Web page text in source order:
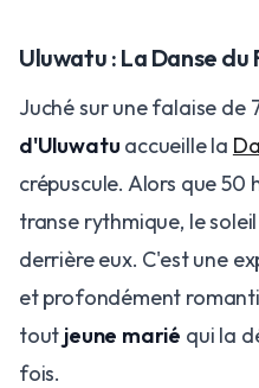
Uluwatu : La Danse du
Juché sur une falaise de
d'Uluwatu accueille la
crépuscule. Alors que 50
transe rythmique, le
derrière eux. C'est une
et profondément
tout jeune marié qui la
fois.